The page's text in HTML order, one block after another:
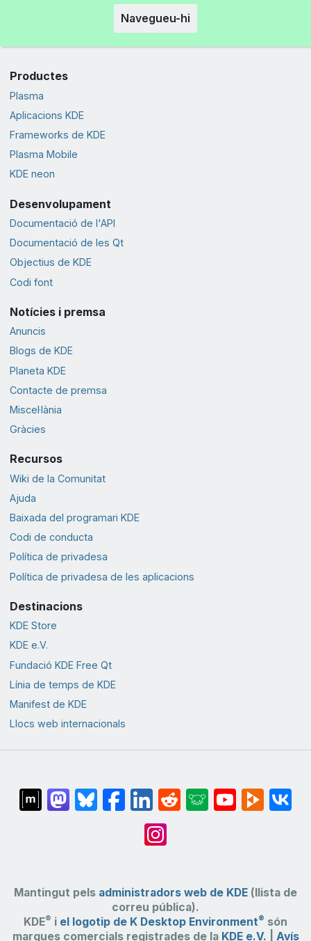
Navegueu-hi
Productes
Plasma
Aplicacions KDE
Frameworks de KDE
Plasma Mobile
KDE neon
Desenvolupament
Documentació de l'API
Documentació de les Qt
Objectius de KDE
Codi font
Notícies i premsa
Anuncis
Blogs de KDE
Planeta KDE
Contacte de premsa
Miscel·lània
Gràcies
Recursos
Wiki de la Comunitat
Ajuda
Baixada del programari KDE
Codi de conducta
Política de privadesa
Política de privadesa de les aplicacions
Destinacions
KDE Store
KDE e.V.
Fundació KDE Free Qt
Línia de temps de KDE
Manifest de KDE
Llocs web internacionals
Mantingut pels administradors web de KDE (llista de
correu pública).
KDE® i el logotip de K Desktop Environment® són
marques comercials registrades de la KDE e.V. Avís